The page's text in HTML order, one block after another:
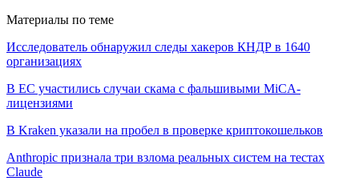
Материалы по теме
Исследователь обнаружил следы хакеров КНДР в 1640
организациях
В ЕС участились случаи скама с фальшивыми MiCA-
лицензиями
В Kraken указали на пробел в проверке криптокошельков
Anthropic признала три взлома реальных систем на тестах
Claude